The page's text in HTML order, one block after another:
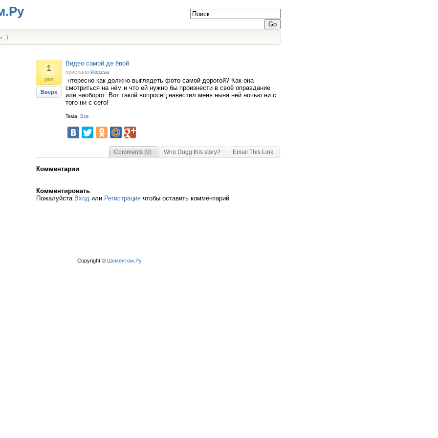
:)
1
раз
Вверх
Видео самой де ёвой
прислано klopzsa
нтересно как должно выглядеть фото самой дорогой? Как она
смотриться на нём и что ей нужно бы произнести в своё оправдание
или наоборот. Вот такой вопросец навестил меня ныня ней ночью ни с
того ни с сего!
Тема: Все
Comments (0) Who Dugg this story? Email This Link
Комментарии
Комментировать
Пожалуйста Вход или Регистрация чтобы оставить комментарий
Copyright © Шементом.Ру